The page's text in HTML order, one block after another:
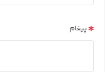
پیغام